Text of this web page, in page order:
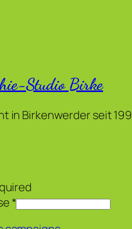
Studio Birke
in Birkenwerder seit
*